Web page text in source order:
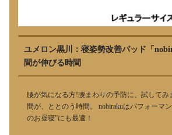
ユメロン黒川：寝姿勢改善パッド「
間が伸びる時間
腰が気になる方!腰まわりの予防に、試してみ
間が、ととのう時間。 nobirakuはパフォーマ
のお昼寝”にも最適！